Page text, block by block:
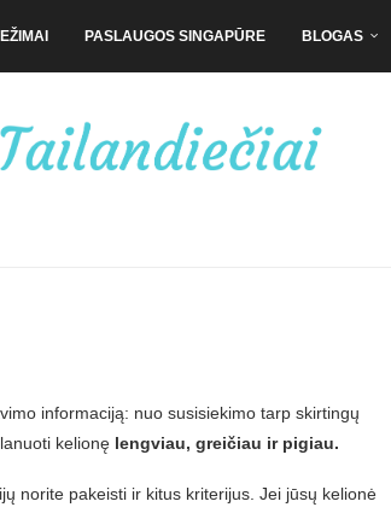
PASLAUGOS SINGAPŪRE BLOGAS
informaciją: nuo susisiekimo tarp skirtingų
kelionę lengviau, greičiau ir pigiau.
norite pakeisti ir kitus kriterijus. Jei jūsų kelionė